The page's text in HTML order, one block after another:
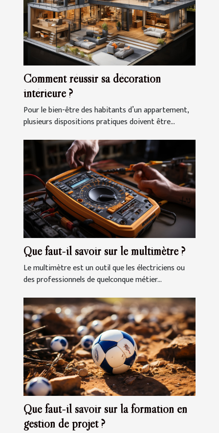
Comment réussir sa décoration
intérieure ?
Pour le bien-être des habitants d’un appartement,
plusieurs dispositions pratiques doivent être...
Que faut-il savoir sur le multimètre ?
Le multimètre est un outil que les électriciens ou
des professionnels de quelconque métier...
Que faut-il savoir sur la formation en
gestion de projet ?